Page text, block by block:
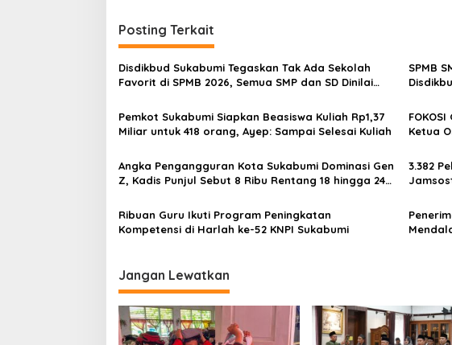
i
g
a
s
i
p
s
Posting Terkait
Disdikbud Sukabumi Tegaskan Tak Ada Sekolah
Favorit di SPMB 2026, Semua SMP dan SD Dinilai
SPMB
Pemkot Sukabumi Siapkan Beasiswa Kuliah Rp1,37
Miliar untuk 418 orang, Ayep: Sampai Selesai Kuliah
Ketua
Angka Pengangguran Kota Sukabumi Dominasi Gen
Z, Kadis Punjul Sebut 8 Ribu Rentang 18 hingga 24
3.382
Ribuan Guru Ikuti Program Peningkatan
Kompetensi di Harlah ke-52 KNPI Sukabumi
Jangan Lewatkan